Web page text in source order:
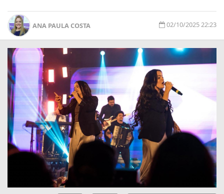
ANA PAULA COSTA 02/10/2025 22:23